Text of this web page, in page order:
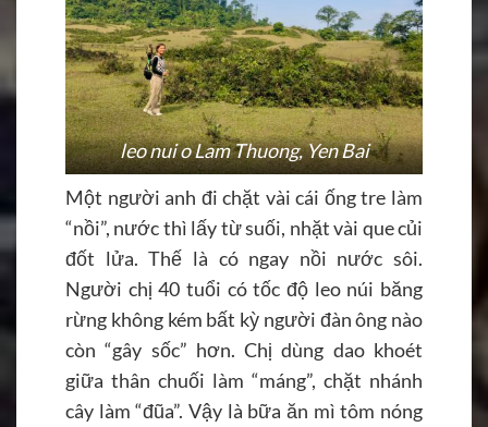
leo nui o Lam Thuong, Yen Bai
Một người anh đi chặt vài cái ống tre làm
“nồi”, nước thì lấy từ suối, nhặt vài que củi
đốt lửa. Thế là có ngay nồi nước sôi.
Người chị 40 tuổi có tốc độ leo núi băng
rừng không kém bất kỳ người đàn ông nào
còn “gây sốc” hơn. Chị dùng dao khoét
giữa thân chuối làm “máng”, chặt nhánh
cây làm “đũa”. Vậy là bữa ăn mì tôm nóng